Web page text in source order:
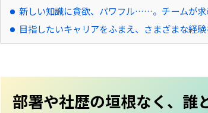
新しい知識に貪欲、パワフル……。チームが求
目指したいキャリアをふまえ、さまざまな経
部署や社歴の垣根なく、誰